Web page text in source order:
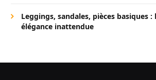
Leggings, sandales, pièces basiques
élégance inattendue